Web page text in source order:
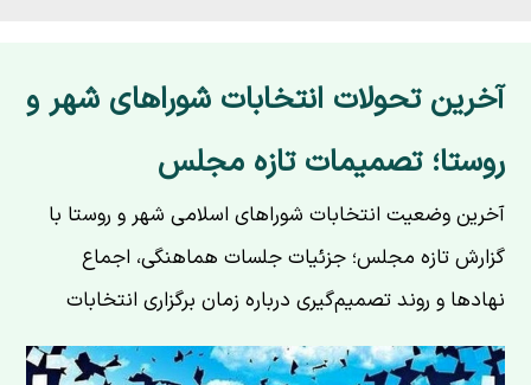
آخرین تحولات انتخابات شوراهای شهر و
روستا؛ تصمیمات تازه مجلس
​آخرین وضعیت انتخابات شوراهای اسلامی شهر و روستا با
گزارش تازه مجلس؛ جزئیات جلسات هماهنگی، اجماع
نهادها و روند تصمیم‌گیری درباره زمان برگزاری انتخابات